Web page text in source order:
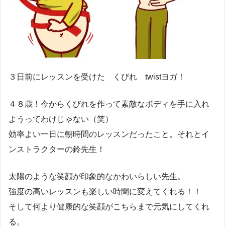
３日前にレッスンを受けた くびれ twistヨガ！
４８歳！今からくびれを作って素敵なボディを手に入れ
ようってわけじゃない（笑）
効率よい一日に朝時間のレッスンだったこと。それとイ
ンストラクターの鈴先生！
太陽のような笑顔が印象的なかわいらしい先生。
強度の高いレッスンも楽しい時間に変えてくれる！！
そして何より健康的な笑顔がこちらまで元気にしてくれ
る。